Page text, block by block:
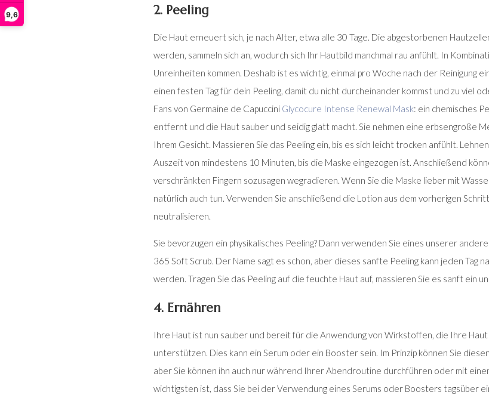
9,6 2. Peeling
Die Haut erneuert sich, je nach Alter, etwa alle 30 Tage. Die abgestorbenen
werden, sammeln sich an, wodurch sich Ihr Hautbild manchmal rau anfühlt. In
Unreinheiten kommen. Deshalb ist es wichtig, einmal pro Woche nach der Reinigung
einen festen Tag für dein Peeling, damit du nicht durcheinander kommst und zu viel
Fans von Germaine de Capuccini Glycocure Intense Renewal Mask: ein chemisches
entfernt und die Haut sauber und seidig glatt macht. Sie nehmen eine erbsengroße
Ihrem Gesicht. Massieren Sie das Peeling ein, bis es sich leicht trocken anfühlt.
Auszeit von mindestens 10 Minuten, bis die Maske eingezogen ist. Anschließend
verschränkten Fingern sozusagen wegradieren. Wenn Sie die Maske lieber mit
natürlich auch tun. Verwenden Sie anschließend die Lotion aus dem vorherigen
neutralisieren.
Sie bevorzugen ein physikalisches Peeling? Dann verwenden Sie eines unserer
365 Soft Scrub. Der Name sagt es schon, aber dieses sanfte Peeling kann jeden Tag
werden. Tragen Sie das Peeling auf die feuchte Haut auf, massieren Sie es sanft ein
4. Ernähren
Ihre Haut ist nun sauber und bereit für die Anwendung von Wirkstoffen, die Ihre
unterstützen. Dies kann ein Serum oder ein Booster sein. Im Prinzip können Sie
aber Sie können ihn auch nur während Ihrer Abendroutine durchführen oder mit
wichtigsten ist, dass Sie bei der Verwendung eines Serums oder Boosters tagsüber